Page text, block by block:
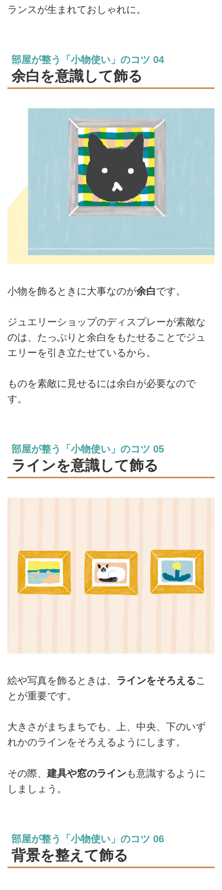
ランスが生まれておしゃれに。
部屋が整う「小物使い」のコツ 04
余白を意識して飾る
小物を飾るときに大事なのが余白です。
ジュエリーショップのディスプレーが素敵な
のは、たっぷりと余白をもたせることでジュ
エリーを引き立たせているから。
ものを素敵に見せるには余白が必要なので
す。
部屋が整う「小物使い」のコツ 05
ラインを意識して飾る
絵や写真を飾るときは、 ラインをそろえるこ
とが重要です。
大きさがまちまちでも、上、中央、下のいず
れかのラインをそろえるようにします。
その際、 建具や窓のラインも意識するように
しましょう。
部屋が整う「小物使い」のコツ 06
背景を整えて飾る